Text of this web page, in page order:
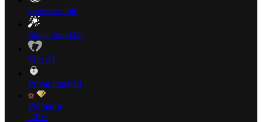
Generera bild
Skapa karaktär
Min AI
Privat innehåll
Premium
-70%